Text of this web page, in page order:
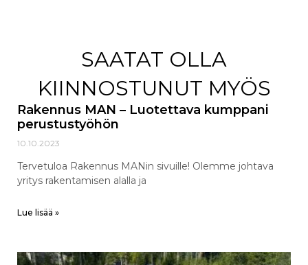
SAATAT OLLA
KIINNOSTUNUT MYÖS
Rakennus MAN – Luotettava kumppani
perustustyöhön
10.10.2023
Tervetuloa Rakennus MANin sivuille! Olemme johtava
yritys rakentamisen alalla ja
Lue lisää »